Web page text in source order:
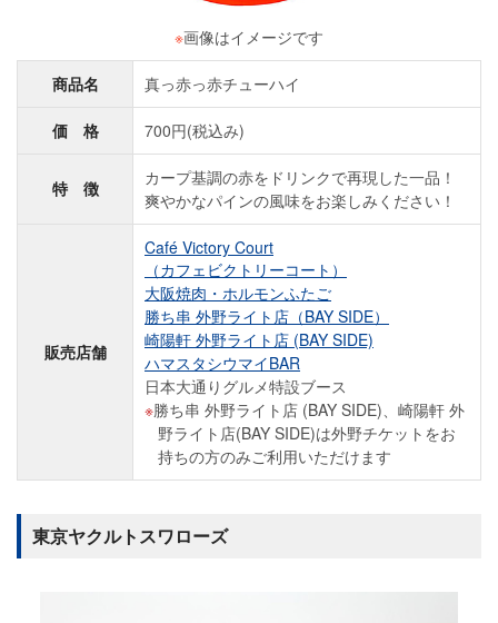
※画像はイメージです
商品名 真っ赤っ赤チューハイ
価 格 700円(税込み)
特 徴
カープ基調の赤をドリンクで再現した一品！
爽やかなパインの風味をお楽しみください！
販売店舗
Café Victory Court
（カフェビクトリーコート）
大阪焼肉・ホルモンふたご
勝ち串 外野ライト店（BAY SIDE）
崎陽軒 外野ライト店 (BAY SIDE)
ハマスタシウマイBAR
日本大通りグルメ特設ブース
勝ち串 外野ライト店 (BAY SIDE)、崎陽軒 外
野ライト店(BAY SIDE)は外野チケットをお
持ちの方のみご利用いただけます
東京ヤクルトスワローズ